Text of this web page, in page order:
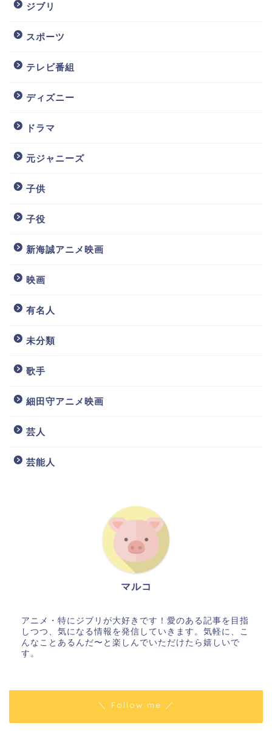
ジブリ
スポーツ
テレビ番組
ディズニー
ドラマ
元ジャニーズ
子供
子役
新海誠アニメ映画
映画
有名人
未分類
歌手
細田守アニメ映画
芸人
芸能人
マルコ
アニメ・特にジブリが大好きです！愛のある記事を目指
しつつ、気になる情報を発信していきます。気軽に、こ
んなことあるんだ〜と楽しんでいただけたら嬉しいで
す。
＼ Follow me ／